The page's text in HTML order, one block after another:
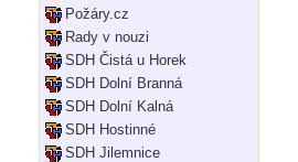
Požáry.cz
Rady v nouzi
SDH Čistá u Horek
SDH Dolní Branná
SDH Dolní Kalná
SDH Hostinné
SDH Jilemnice